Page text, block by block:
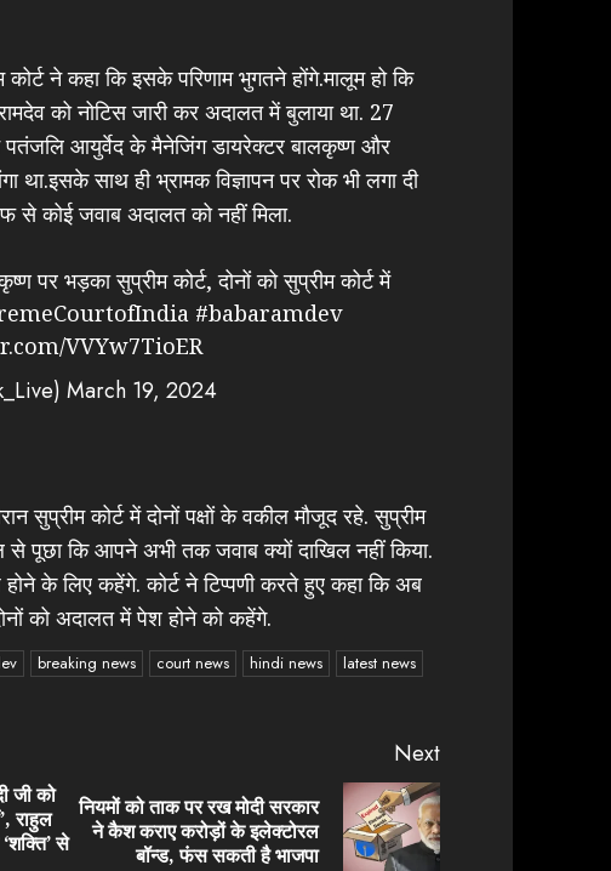
कोर्ट ने कहा कि इसके परिणाम भुगतने होंगे.मालूम हो कि
को नोटिस जारी कर अदालत में बुलाया था. 27
पतंजलि आयुर्वेद के मैनेजिंग डायरेक्टर बालकृष्ण और
था.इसके साथ ही भ्रामक विज्ञापन पर रोक भी लगा दी
से कोई जवाब अदालत को नहीं मिला.
पर भड़का सुप्रीम कोर्ट, दोनों को सुप्रीम कोर्ट में
#babaramdev
VVYw7TioER
March 19, 2024
सुप्रीम कोर्ट में दोनों पक्षों के वकील मौजूद रहे. सुप्रीम
पूछा कि आपने अभी तक जवाब क्यों दाखिल नहीं किया.
के लिए कहेंगे. कोर्ट ने टिप्पणी करते हुए कहा कि अब
को अदालत में पेश होने को कहेंगे.
breaking news court news hindi news
latest news
Previous
जी को
राहुल
से
Next
Next
नियमों को ताक पर रख मोदी सरकार
ने कैश कराए करोड़ों के इलेक्टोरल
बॉन्ड, फंस सकती है भाजपा